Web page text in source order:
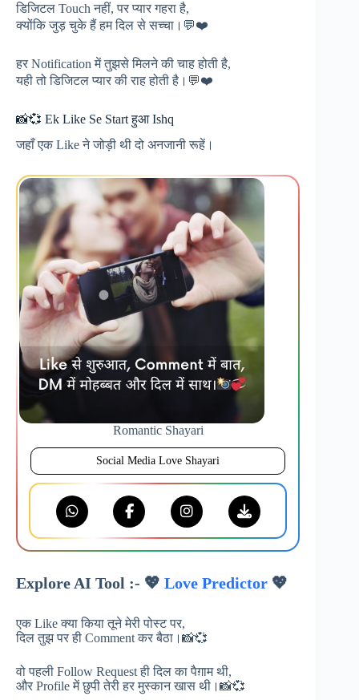
डिजिटल Touch नहीं, पर प्यार गहरा है,
क्योंकि जुड़ चुके हैं हम दिल से सच्चा।💬❤️
हर Notification में तुझसे मिलने की चाह होती है,
यही तो डिजिटल प्यार की राह होती है।💬❤️
📸💞 Ek Like Se Start हुआ Ishq
जहाँ एक Like ने जोड़ी थी दो अनजानी रूहें।
Romantic Shayari
Social Media Love Shayari
Explore AI Tool :- 💖 Love Predictor 💖
एक Like क्या किया तूने मेरी पोस्ट पर,
दिल तुझ पर ही Comment कर बैठा।📸💞
वो पहली Follow Request ही दिल का पैग़ाम थी,
और Profile में छुपी तेरी हर मुस्कान खास थी।📸💞